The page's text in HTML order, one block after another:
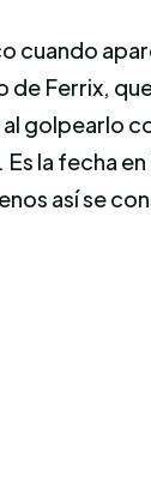
cuando
Ferrix,
golpearlo
la fecha en
así se